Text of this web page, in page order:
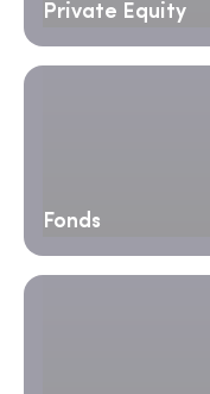
Private Equity
Fonds